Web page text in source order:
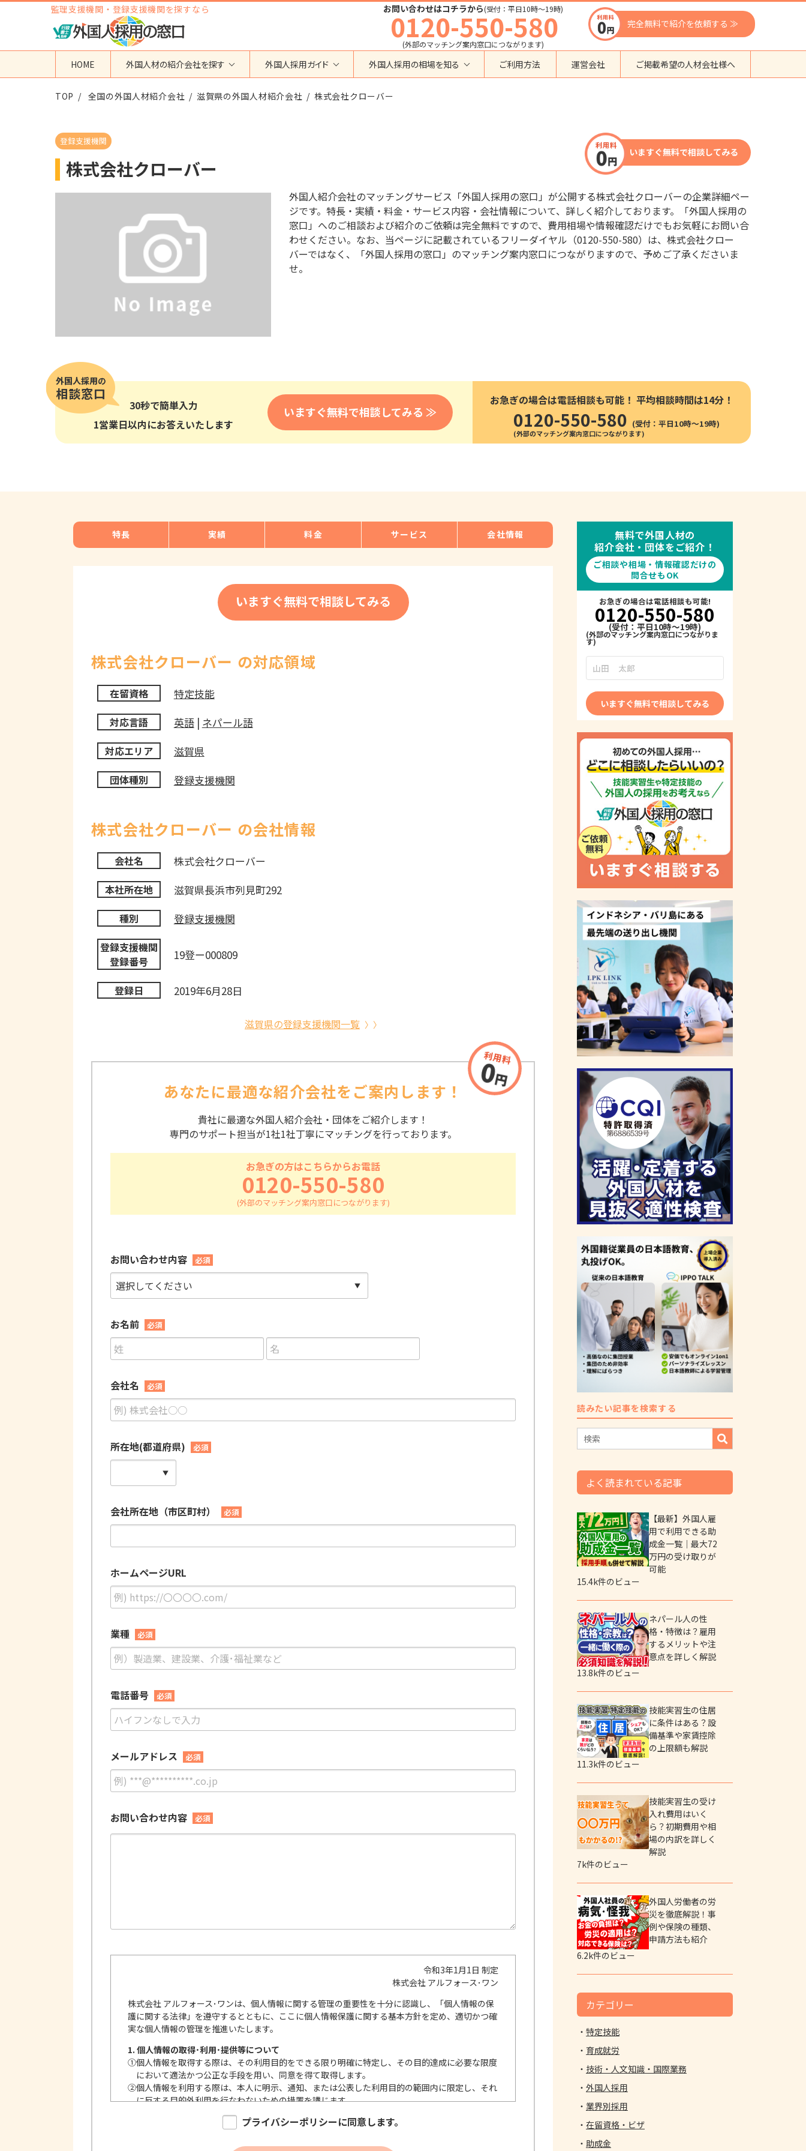
監理支援機関・登録支援機関を探すなら お問い合わせはコチラから(受付：平日10時〜19時)
0120-550-580
(外部のマッチング案内窓口につながります)
完全無料で紹介を依頼する ≫
HOME 外国人材の紹介会社を探す
地域から検索する
神奈川県
大阪府
その他の地域
国籍から検索する
ミャンマー
タイ
ネパール
中国
その他の国籍
在留資格から検索する
高度専門職
留学
インターンシップ
特定活動
介護
医療
運送・ドライバー
自動車整備
宿泊
外食
農業
通訳・翻訳
IT
営業
貿易
登録支援機関
外国人紹介会社
外国人派遣会社
行政書士事務所
送り出し機関
外国人採用ガイド
特定技能
在留資格・ビザ
教育・研修
採用市場
調査・プレスリリース
お役立ち資料
外国人採用の相場を知る
育成就労外国人の受け入れ相場
ご利用方法 運営会社 ご掲載希望の人材会社様へ
TOP 全国の外国人材紹介会社 滋賀県の外国人材紹介会社 株式会社クローバー
登録支援機関
株式会社クローバー
いますぐ無料で相談してみる
外国人紹介会社のマッチングサービス「外国人採用の窓口」が公開する株式会社クローバーの企業詳細ペー
ジです。特長・実績・料金・サービス内容・会社情報について、詳しく紹介しております。「外国人採用の
窓口」へのご相談および紹介のご依頼は完全無料ですので、費用相場や情報確認だけでもお気軽にお問い合
わせください。なお、当ページに記載されているフリーダイヤル（0120-550-580）は、株式会社クロー
バーではなく、「外国人採用の窓口」のマッチング案内窓口につながりますので、予めご了承くださいま
せ。
30秒で簡単入力
1営業日以内にお答えいたします
いますぐ無料で相談してみる ≫
お急ぎの場合は電話相談も可能！ 平均相談時間は14分！
0120-550-580 (受付：平日10時〜19時)
特長 実績 料金 サービス 会社情報
いますぐ無料で相談してみる
株式会社クローバー の対応領域
在留資格 特定技能
対応言語 英語| ネパール語
対応エリア 滋賀県
団体種別 登録支援機関
株式会社クローバー の会社情報
会社名 株式会社クローバー
本社所在地 滋賀県長浜市列見町292
種別 登録支援機関
登録支援機関
登録番号
19登ー000809
登録日 2019年6月28日
滋賀県の登録支援機関一覧
あなたに最適な紹介会社をご案内します！
貴社に最適な外国人紹介会社・団体をご紹介します！
専門のサポート担当が1社1社丁寧にマッチングを行っております。
お急ぎの方はこちらからお電話
0120-550-580
お問い合わせ内容 必須
お名前 必須
会社名 必須
所在地(都道府県) 必須
会社所在地（市区町村） 必須
ホームページURL
業種 必須
電話番号 必須
メールアドレス 必須
お問い合わせ内容 必須
令和3年1月1日 制定
株式会社 アルフォース･ワン
株式会社 アルフォース･ワンは、個人情報に関する管理の重要性を十分に認識し、「個人情報の保
護に関する法律」を遵守するとともに、ここに個人情報保護に関する基本方針を定め、適切かつ確
実な個人情報の管理を推進いたします。
1. 個人情報の取得･利用･提供等について
①個人情報を取得する際は、その利用目的をできる限り明確に特定し、その目的達成に必要な限度
において適法かつ公正な手段を用い、同意を得て取得します。
②個人情報を利用する際は、本人に明示、通知、または公表した利用目的の範囲内に限定し、それ
に反する目的外利用を行なわないための措置を講じます。
個人情報を第三者に提供またはその取扱いを委託する際は、本人が同意を与えた利用目的の範囲
内で、適法にこれを行います。プライバシーポリシーに同意します。
無料で外国人材の
紹介会社・団体をご紹介！
ご相談や相場・情報確認だけの
問合せもOK
お急ぎの場合は電話相談も可能!
0120-550-580
(受付：平日10時～19時)
いますぐ無料で相談してみる
読みたい記事を検索する
よく読まれている記事
【最新】外国人雇
用で利用できる助
成金一覧｜最大72
万円の受け取りが
可能
15.4k件のビュー
ネパール人の性
格・特徴は？雇用
するメリットや注
意点を詳しく解説
13.8k件のビュー
技能実習生の住居
に条件はある？設
備基準や家賃控除
の上限額も解説
11.3k件のビュー
技能実習生の受け
入れ費用はいく
ら？初期費用や相
場の内訳を詳しく
解説
7k件のビュー
外国人労働者の労
災を徹底解説！事
例や保険の種類、
申請方法も紹介
6.2k件のビュー
カテゴリー
特定技能
育成就労
技術・人文知識・国際業務
外国人採用
業界別採用
在留資格・ビザ
助成金